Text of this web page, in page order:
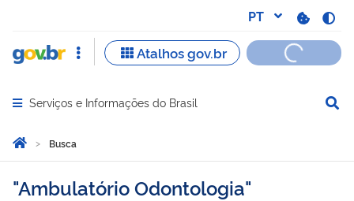
Abrir menu principal de navegação
Serviços e Informações do Brasil
Você está aqui:
Página Inicial
Busca
Busca
Ambulatório Odontologia